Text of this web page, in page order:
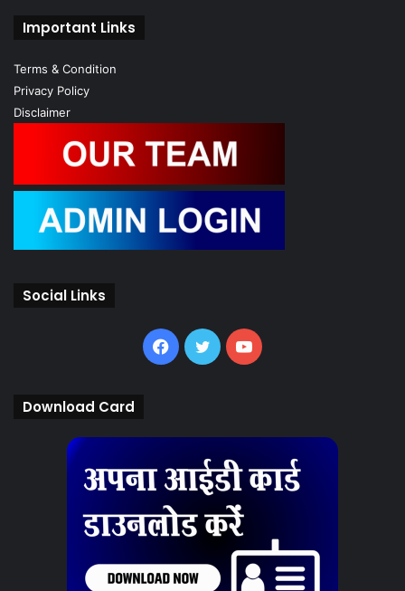
Important Links
Terms & Condition
Privacy Policy
Disclaimer
Social Links
Facebook
TwitterYouTube
Download Card